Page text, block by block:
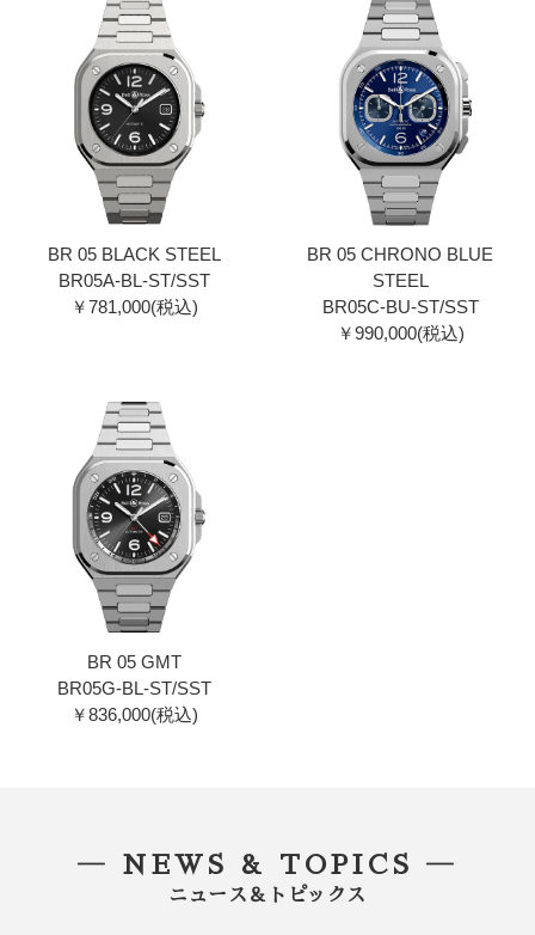
BR 05 BLACK STEEL
BR05A-BL-ST/SST
￥781,000(税込)
BR 05 CHRONO BLUE
STEEL
BR05C-BU-ST/SST
￥990,000(税込)
BR 05 GMT
BR05G-BL-ST/SST
￥836,000(税込)
― NEWS & TOPICS ―
ニュース＆トピックス